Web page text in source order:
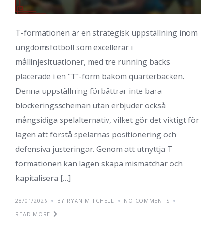
T-formationen är en strategisk uppställning inom
ungdomsfotboll som excellerar i
mållinjesituationer, med tre running backs
placerade i en “T”-form bakom quarterbacken.
Denna uppställning förbättrar inte bara
blockeringsscheman utan erbjuder också
mångsidiga spelalternativ, vilket gör det viktigt för
lagen att förstå spelarnas positionering och
defensiva justeringar. Genom att utnyttja T-
formationen kan lagen skapa mismatchar och
kapitalisera […]
28/01/2026 BY RYAN MITCHELL
NO COMMENTS
READ MORE